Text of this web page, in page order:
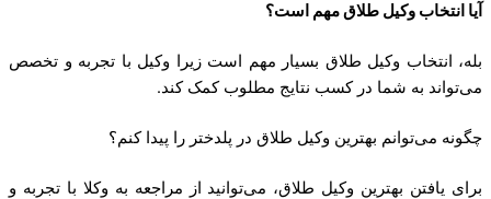
آیا انتخاب وکیل طلاق مهم است؟
بله، انتخاب وکیل طلاق بسیار مهم است زیرا وکیل با تجربه و تخصص
می‌تواند به شما در کسب نتایج مطلوب کمک کند.
چگونه می‌توانم بهترین وکیل طلاق در پلدختر را پیدا کنم؟
برای یافتن بهترین وکیل طلاق، می‌توانید از مراجعه به وکلا با تجربه و